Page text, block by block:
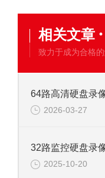
相关文章 ·
致力于成为合格
2026-03-27
2025-10-20